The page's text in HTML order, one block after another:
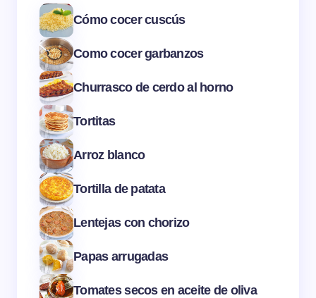
Cómo cocer cuscús
Como cocer garbanzos
Churrasco de cerdo al horno
Tortitas
Arroz blanco
Tortilla de patata
Lentejas con chorizo
Papas arrugadas
Tomates secos en aceite de oliva